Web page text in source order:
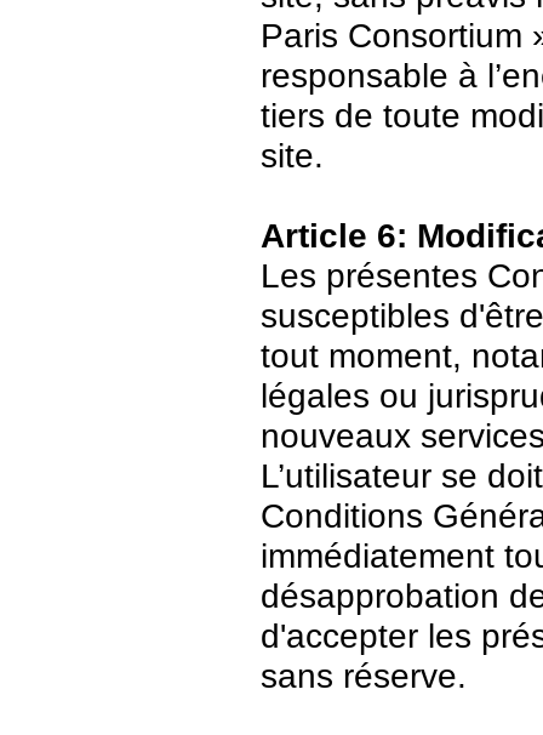
Paris Consortium
responsable à
tiers de toute
site.
Article 6:
Les présentes
susceptibles
tout moment,
légales ou
nouveaux
L’utilisateur se
Conditions
immédiatement
désapprobation
d'accepter les
sans réserve.